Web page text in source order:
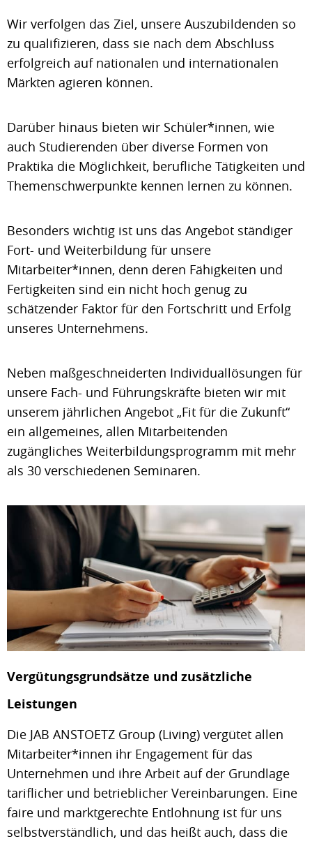
Wir verfolgen das Ziel, unsere Auszubildenden so
zu qualifizieren, dass sie nach dem Abschluss
erfolgreich auf nationalen und internationalen
Märkten agieren können.
Darüber hinaus bieten wir Schüler*innen, wie
auch Studierenden über diverse Formen von
Praktika die Möglichkeit, berufliche Tätigkeiten und
Themenschwerpunkte kennen lernen zu können.
Besonders wichtig ist uns das Angebot ständiger
Fort- und Weiterbildung für unsere
Mitarbeiter*innen, denn deren Fähigkeiten und
Fertigkeiten sind ein nicht hoch genug zu
schätzender Faktor für den Fortschritt und Erfolg
unseres Unternehmens.
Neben maßgeschneiderten Individuallösungen für
unsere Fach- und Führungskräfte bieten wir mit
unserem jährlichen Angebot „Fit für die Zukunft“
ein allgemeines, allen Mitarbeitenden
zugängliches Weiterbildungsprogramm mit mehr
als 30 verschiedenen Seminaren.
Vergütungsgrundsätze und zusätzliche
Leistungen
Die JAB ANSTOETZ Group (Living) vergütet allen
Mitarbeiter*innen ihr Engagement für das
Unternehmen und ihre Arbeit auf der Grundlage
tariflicher und betrieblicher Vereinbarungen. Eine
faire und marktgerechte Entlohnung ist für uns
selbstverständlich, und das heißt auch, dass die